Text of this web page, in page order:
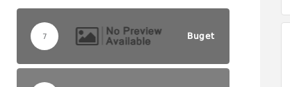
Buget
7